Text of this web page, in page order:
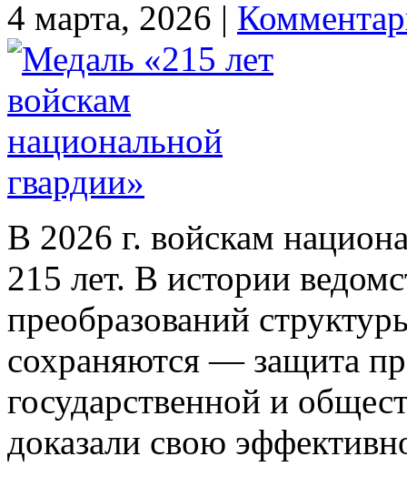
4 марта, 2026 |
В 2026 г. войскам
215 лет. В истории
преобразований
сохраняются — защита
государственной и
доказали свою